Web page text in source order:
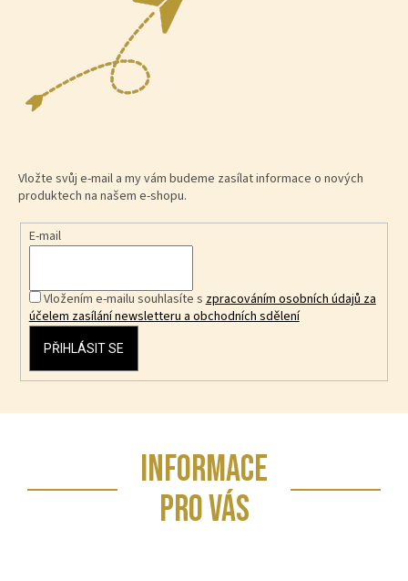
Vložte svůj e-mail a my vám budeme zasílat informace o nových
produktech na našem e-shopu.
E-mail
Vložením e-mailu souhlasíte s zpracováním osobních údajů za
účelem zasílání newsletteru a obchodních sdělení
PŘIHLÁSIT SE
INFORMACE
PRO VÁS